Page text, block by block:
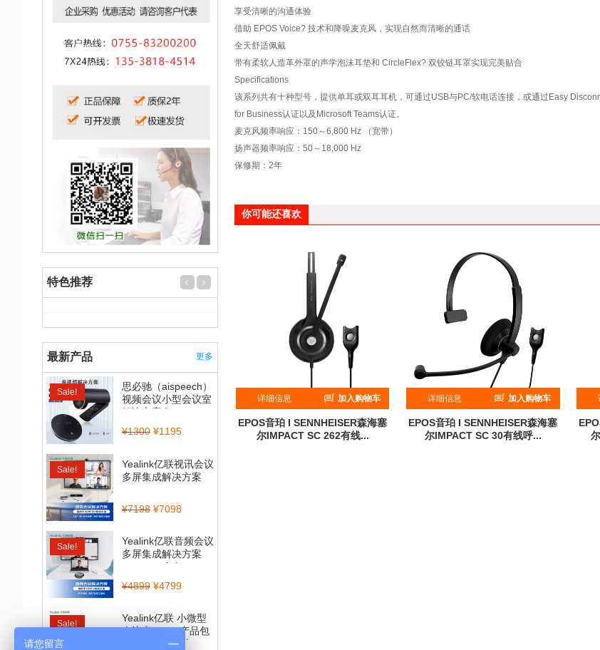
享受清晰的沟通体验
借助 EPOS Voice? 技术和降噪麦克风，实现自然而清晰的通话
全天舒适佩戴
带有柔软人造革外罩的声学泡沫耳垫和 CircleFlex? 双铰链耳罩实现完美贴合
Specifications
该系列共有十种型号，提供单耳或双耳耳机，可通过USB与PC/软电话连接，或通过Easy
for Business认证以及Microsoft Teams认证。
麦克风频率响应：150～6,800 Hz （宽带）
扬声器频率响应：50～18,000 Hz
保修期：2年
你可能还喜欢
详细信息 加入购物车
EPOS音珀 I SENNHEISER森海塞
尔IMPACT SC 262有线...
详细信息 加入购物车
EPOS音珀 I SENNHEISER森海塞
尔IMPACT SC 30有线呼...
特色推荐
最新产品 更多
Sale!
思必驰（aispeech）
视频会议小型会议室
解决方案套...
¥1300 ¥1195
Sale!
Yealink亿联视讯会议
多屏集成解决方案
¥7198 ¥7098
Sale!
Yealink亿联音频会议
多屏集成解决方案
（CP700全向...
¥4899 ¥4799
Sale!
Yealink亿联 小微型
会议室BYOD产品包
（CP900全向麦...
请您留言